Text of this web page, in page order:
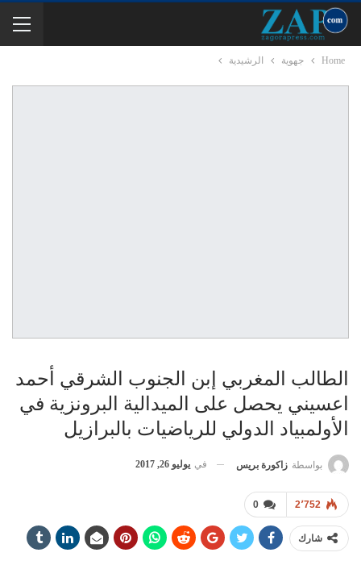
Home جهوية الرشيدية
الطالب المغربي إبن الجنوب الشرقي أحمد
اعسيني يحصل على الميدالية البرونزية في
الأولمبياد الدولي للرياضيات بالبرازيل
بواسطة زاكورة بريس في يوليو 26, 2017
0 2٬752
شارك